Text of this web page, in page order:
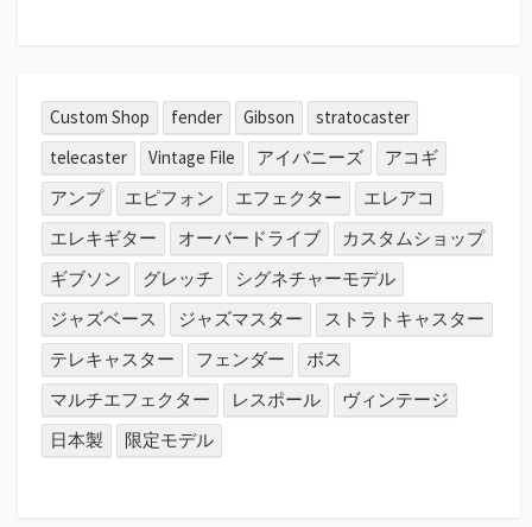
Custom Shop fender Gibson
stratocaster
telecaster
Vintage File アイバニーズ
アコギ
アンプ
エピフォン エフェクター
エレアコ
エレキギター
オーバードライブ
カスタムショップ
ギブソン
グレッチ
シグネチャーモデル
ジャズベース
ジャズマスター
ストラトキャスター
テレキャスター
フェンダー
ボス
マルチエフェクター
レスポール
ヴィンテージ
日本製
限定モデル